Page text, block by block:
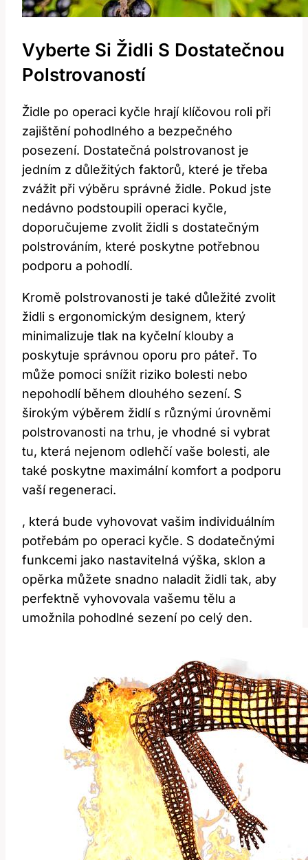
Vyberte Si Židli S Dostatečnou
Polstrovaností
Židle po operaci kyčle hrají klíčovou roli při
zajištění pohodlného a bezpečného
posezení. Dostatečná polstrovanost je
jedním z důležitých faktorů, které je třeba
zvážit při výběru správné židle. Pokud jste
nedávno podstoupili operaci kyčle,
doporučujeme zvolit židli s dostatečným
polstrováním, které poskytne potřebnou
podporu a pohodlí.
Kromě polstrovanosti je také důležité zvolit
židli s ergonomickým designem, který
minimalizuje tlak na kyčelní klouby a
poskytuje správnou oporu pro páteř. To
může pomoci snížit riziko bolesti nebo
nepohodlí během dlouhého sezení. S
širokým výběrem židlí s různými úrovněmi
polstrovanosti na trhu, je vhodné si vybrat
tu, která nejenom odlehčí vaše bolesti, ale
také poskytne maximální komfort a podporu
vaší regeneraci.
, která bude vyhovovat vašim individuálním
potřebám po operaci kyčle. S dodatečnými
funkcemi jako nastavitelná výška, sklon a
opěrka můžete snadno naladit židli tak, aby
perfektně vyhovovala vašemu tělu a
umožnila pohodlné sezení po celý den.